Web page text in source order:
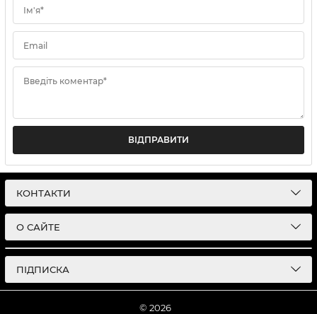
Ім'я*
Email
Введіть коментар*
ВІДПРАВИТИ
КОНТАКТИ
О САЙТЕ
ПІДПИСКА
© 2026